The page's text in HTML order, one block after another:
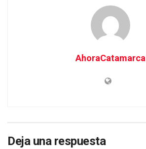
AhoraCatamarca
Deja una respuesta